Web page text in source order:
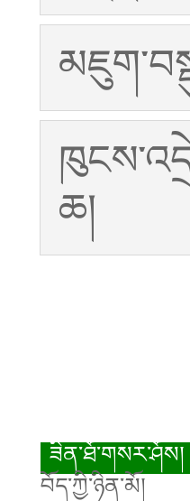
ཆ།
ཟིན་ཐོ་གསར་ཤོས།
བོད་ཀྱི་ཉིན་མོ།